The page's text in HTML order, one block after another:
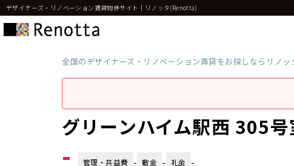
デザイナーズ・リノベーション賃貸物件サイト｜リノッタ(Renotta)
全国のデザイナーズ・リノベーション賃貸をお探しならリノッ
グリーンハイム駅西 305
- 管理・共益費 - 敷金 - 礼金 -